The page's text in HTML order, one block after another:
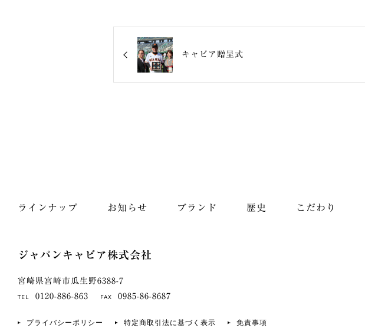
キャビア贈呈式
ラインナップ お知らせ ブランド 歴史 こだわり
ジャパンキャビア株式会社
宮崎県宮崎市瓜生野6388-7
TEL 0120-886-863 FAX 0985-86-8687
プライバシーポリシー 特定商取引法に基づく表示 免責事項